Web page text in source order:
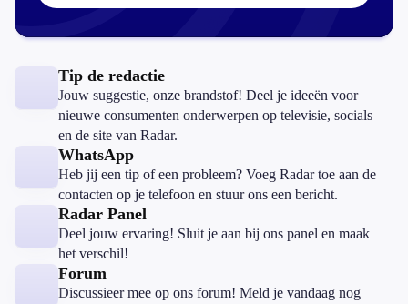
Tip de redactie
Jouw suggestie, onze brandstof! Deel je ideeën voor
nieuwe consumenten onderwerpen op televisie, socials
en de site van Radar.
WhatsApp
Heb jij een tip of een probleem? Voeg Radar toe aan de
contacten op je telefoon en stuur ons een bericht.
Radar Panel
Deel jouw ervaring! Sluit je aan bij ons panel en maak
het verschil!
Forum
Discussieer mee op ons forum! Meld je vandaag nog